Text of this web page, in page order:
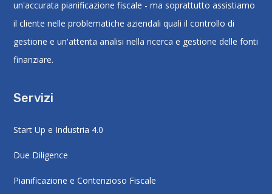
un'accurata pianificazione fiscale - ma soprattutto assistiamo
il cliente nelle problematiche aziendali quali il controllo di
gestione e un'attenta analisi nella ricerca e gestione delle fonti
finanziare.
Servizi
Start Up e Industria 4.0
Due Diligence
Pianificazione e Contenzioso Fiscale